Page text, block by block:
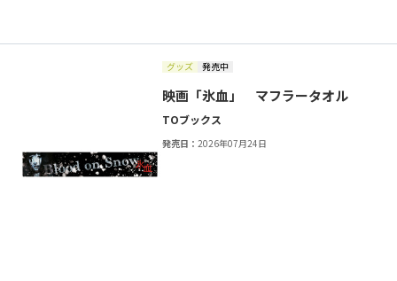
グッズ 発売中
映画「氷血」 マフラータオル
TOブックス
発売日：2026年07月24日